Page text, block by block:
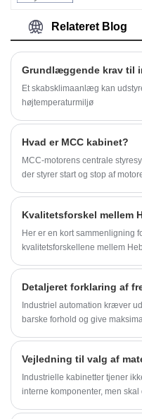
dit udstyr
Relateret Blog
Et skabsklimaanlæg kan
højtemperaturmiljø
Hvad er MCC kabinet?
MCC-motorens centrale
der styrer start og stop af
Her er en kort sammenligning
kvalitetsforskellene mellem
Industriel automation kræver
barske forhold og give
Vejledning til valg af
Industrielle kabinetter tjener
interne komponenter, men